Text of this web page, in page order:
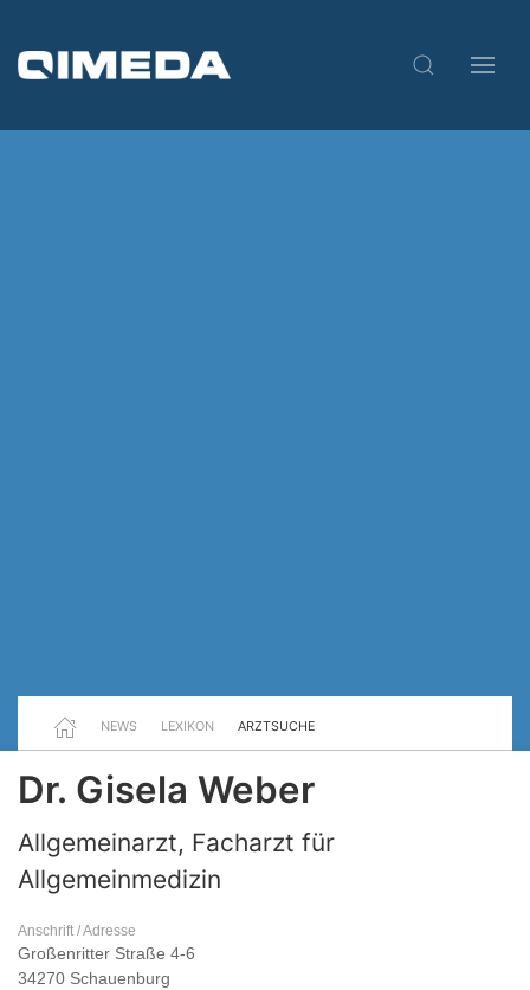
NEWS LEXIKON ARZTSUCHE
Dr. Gisela Weber
Allgemeinarzt, Facharzt für
Allgemeinmedizin
Anschrift / Adresse
Großenritter Straße 4-6
34270 Schauenburg